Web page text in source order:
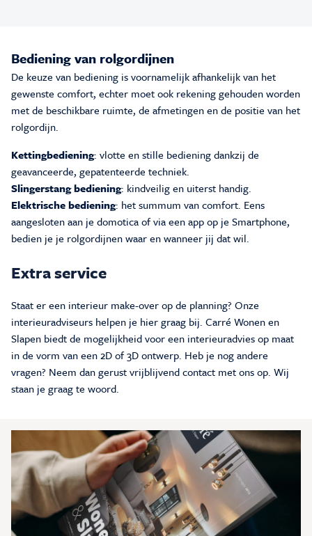
Bediening van rolgordijnen
De keuze van bediening is voornamelijk afhankelijk van het
gewenste comfort, echter moet ook rekening gehouden worden
met de beschikbare ruimte, de afmetingen en de positie van het
rolgordijn.
Kettingbediening: vlotte en stille bediening dankzij de
geavanceerde, gepatenteerde techniek.
Slingerstang bediening: kindveilig en uiterst handig.
Elektrische bediening: het summum van comfort. Eens
aangesloten aan je domotica of via een app op je Smartphone,
bedien je je rolgordijnen waar en wanneer jij dat wil.
Extra service
Staat er een interieur make-over op de planning? Onze
interieuradviseurs helpen je hier graag bij. Carré Wonen en
Slapen biedt de mogelijkheid voor een interieuradvies op maat
in de vorm van een 2D of 3D ontwerp. Heb je nog andere
vragen? Neem dan gerust vrijblijvend contact met ons op. Wij
staan je graag te woord.